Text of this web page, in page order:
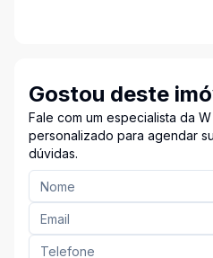
Gostou deste
Fale com um especialista da
personalizado para agendar
dúvidas.